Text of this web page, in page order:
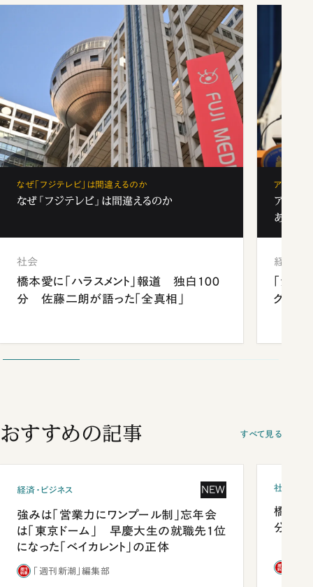
なぜ「フジテレビ」は間違えるのか
なぜ「フジテレビ」は間違えるのか
社会
橋本愛に「ハラスメント」報道 独白100
分 佐藤二朗が語った「全真相」
アベノミ
アベノ
あるか
経済・
「消
グマン
おすすめの記事 すべて見る
経済・ビジネス NEW
強みは「営業力にワンプール制」忘年会
は「東京ドーム」 早慶大生の就職先1位
になった「ベイカレント」の正体
「週刊新潮」編集部
社会
橋本愛
分 佐